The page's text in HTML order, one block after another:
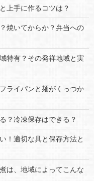
上手に作るコツは？
焼いてからか？弁当への
特有？その発祥地域と実
ライパンと麺がくっつか
？冷凍保存はできる？
！適切な具と保存方法と
は、地域によってこんな